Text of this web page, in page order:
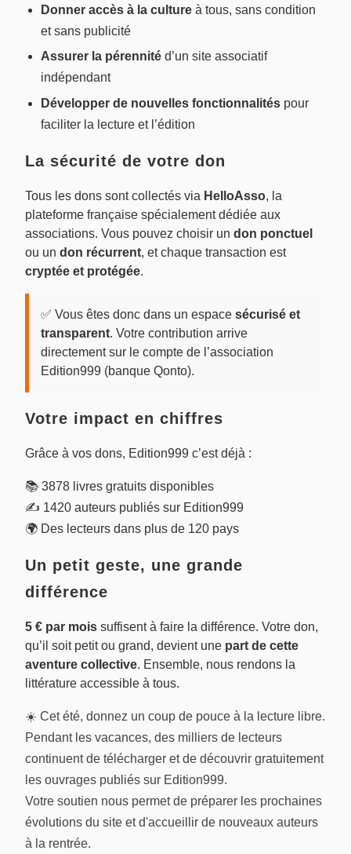
Donner accès à la culture à tous, sans condition
et sans publicité
Assurer la pérennité d’un site associatif
indépendant
Développer de nouvelles fonctionnalités pour
faciliter la lecture et l’édition
La sécurité de votre don
Tous les dons sont collectés via HelloAsso, la
plateforme française spécialement dédiée aux
associations. Vous pouvez choisir un don ponctuel
ou un don récurrent, et chaque transaction est
cryptée et protégée.
✅ Vous êtes donc dans un espace sécurisé et
transparent. Votre contribution arrive
directement sur le compte de l’association
Edition999 (banque Qonto).
Votre impact en chiffres
Grâce à vos dons, Edition999 c’est déjà :
📚 3878 livres gratuits disponibles
✍️ 1420 auteurs publiés sur Edition999
🌍 Des lecteurs dans plus de 120 pays
Un petit geste, une grande
différence
5 € par mois suffisent à faire la différence. Votre don,
qu’il soit petit ou grand, devient une part de cette
aventure collective. Ensemble, nous rendons la
littérature accessible à tous.
☀️ Cet été, donnez un coup de pouce à la lecture libre.
Pendant les vacances, des milliers de lecteurs
continuent de télécharger et de découvrir gratuitement
les ouvrages publiés sur Edition999.
Votre soutien nous permet de préparer les prochaines
évolutions du site et d'accueillir de nouveaux auteurs
à la rentrée.